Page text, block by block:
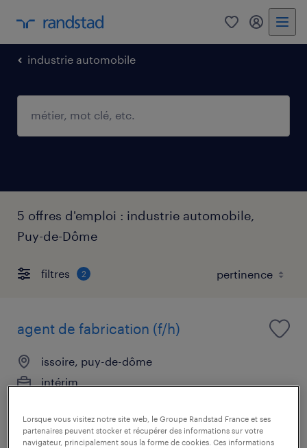
0 mon
industrie automobile
5 offres d'emploi : industrie automobile,
Puy-de-Dôme
filtres 2
agent de fabrication (f/h)
issoire, puy-de-dôme
intérim
Lorsque vous visitez notre site web, le Groupe Randstad France et ses
partenaires peuvent stocker et récupérer des informations sur votre
navigateur, principalement sous la forme de cookies. Ces informations